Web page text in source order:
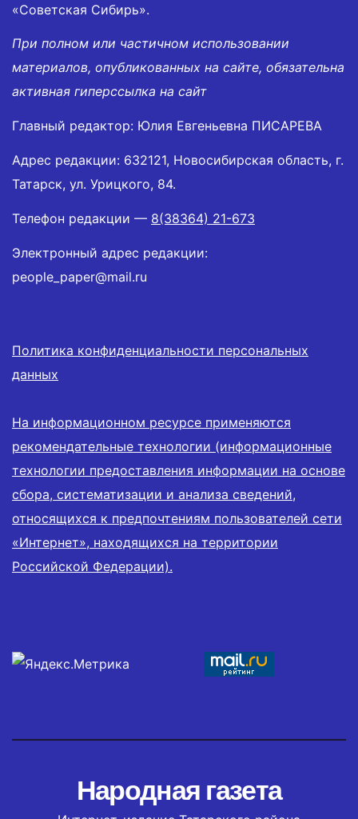
«Советская Сибирь».
При полном или частичном использовании
материалов, опубликованных на сайте, обязательна
активная гиперссылка на сайт
Главный редактор: Юлия Евгеньевна ПИСАРЕВА
Адрес редакции: 632121, Новосибирская область, г.
Татарск, ул. Урицкого, 84.
Телефон редакции — 8(38364) 21-673
Электронный адрес редакции:
people_paper@mail.ru
Политика конфиденциальности персональных
данных
На информационном ресурсе применяются
рекомендательные технологии (информационные
технологии предоставления информации на основе
сбора, систематизации и анализа сведений,
относящихся к предпочтениям пользователей сети
«Интернет», находящихся на территории
Российской Федерации).
Народная газета